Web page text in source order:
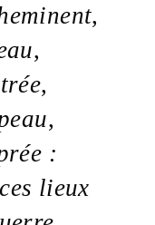
,
,
,
,
:
lieux